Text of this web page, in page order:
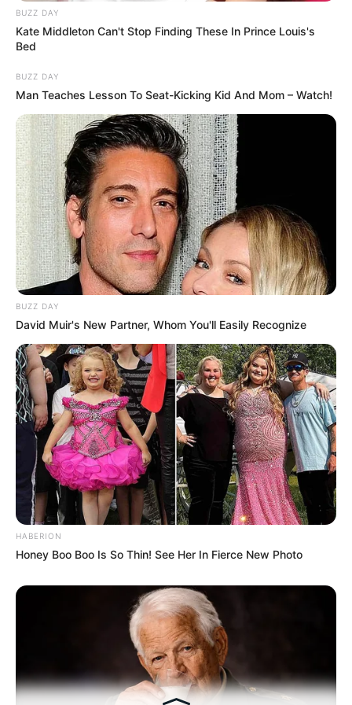
Ngenes
10 Desain Kanopi Tempat
Tidur, Serasa Beristirahat di
Kamar Raja
Tampil Lebih Modern, 7 Potret
Hasil Renovasi Rumah Berusia
90 Tahun
BUZZ DAY
Kate Middleton Can't Stop Finding These In Prince Louis's
Bed
BUZZ DAY
Man Teaches Lesson To Seat-Kicking Kid And Mom – Watch!
BUZZ DAY
David Muir's New Partner, Whom You'll Easily Recognize
HABERION
Honey Boo Boo Is So Thin! See Her In Fierce New Photo